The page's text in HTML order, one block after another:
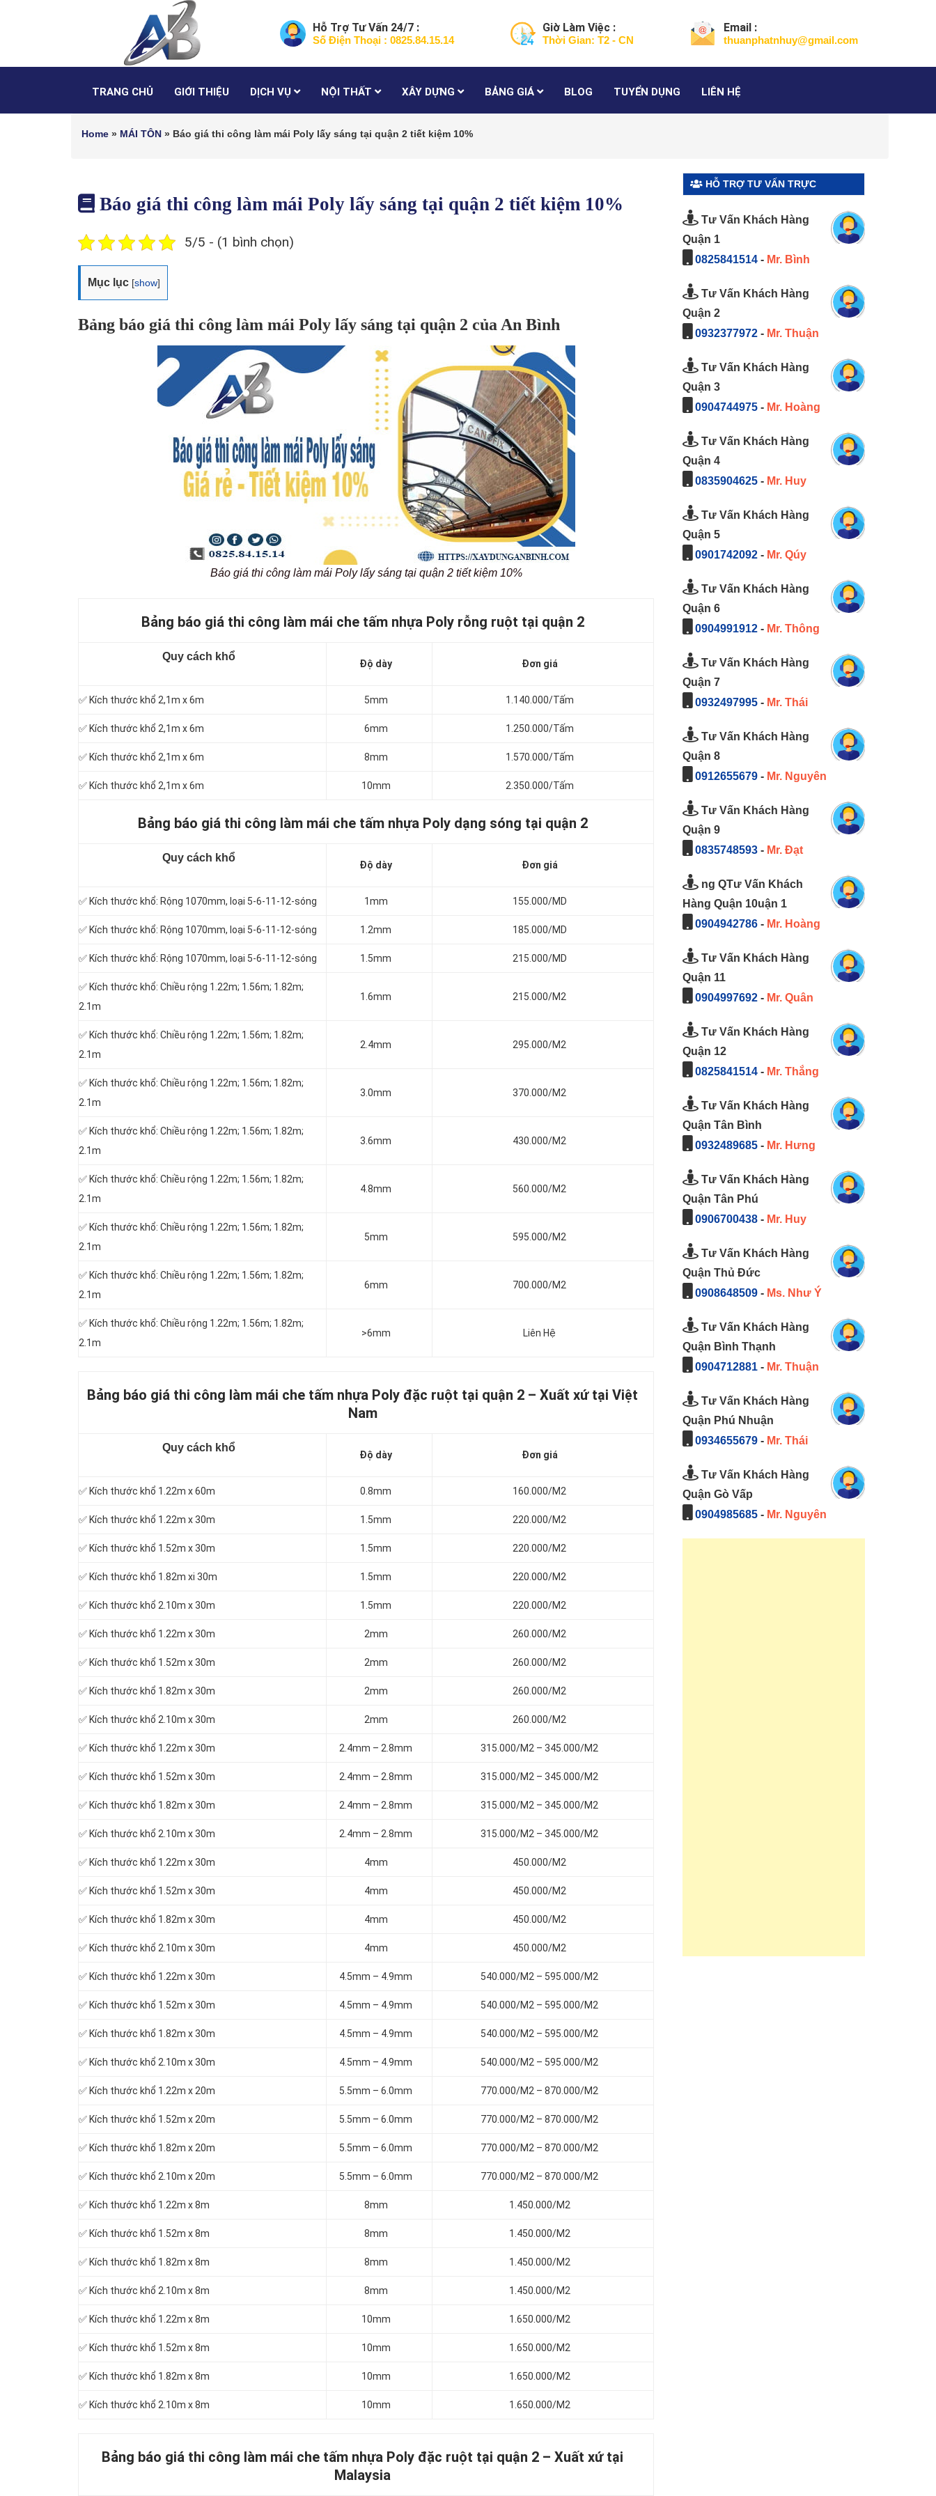
Hỗ Trợ Tư Vấn 24/7 :
Số Điện Thoại : 0825.84.15.14
Giờ Làm Việc :
Thời Gian: T2 - CN
Email :
thuanphatnhuy@gmail.com
TRANG CHỦ GIỚI THIỆU DỊCH VỤ NỘI THẤT XÂY DỰNG BẢNG GIÁ BLOG TUYỂN DỤNG LIÊN HỆ
Home » MÁI TÔN » Báo giá thi công làm mái Poly lấy sáng tại quận 2 tiết kiệm 10%
Báo giá thi công làm mái Poly lấy sáng tại quận 2 tiết kiệm 10%
5/5 - (1 bình chọn)
Mục lục [show]
Bảng báo giá thi công làm mái Poly lấy sáng tại quận 2 của An Bình
Báo giá thi công làm mái Poly lấy sáng tại quận 2 tiết kiệm 10%
Bảng báo giá thi công làm mái che tấm nhựa Poly rỗng ruột tại quận 2
Quy cách khổ
Độ dày Đơn giá
✅ Kích thước khổ 2,1m x 6m 5mm 1.140.000/Tấm
✅ Kích thước khổ 2,1m x 6m 6mm 1.250.000/Tấm
✅ Kích thước khổ 2,1m x 6m 8mm 1.570.000/Tấm
✅ Kích thước khổ 2,1m x 6m 10mm 2.350.000/Tấm
Bảng báo giá thi công làm mái che tấm nhựa Poly dạng sóng tại quận 2
Quy cách khổ
Độ dày Đơn giá
✅ Kích thước khổ: Rộng 1070mm, loại 5-6-11-12-sóng 1mm 155.000/MD
✅ Kích thước khổ: Rộng 1070mm, loại 5-6-11-12-sóng 1.2mm 185.000/MD
✅ Kích thước khổ: Rộng 1070mm, loại 5-6-11-12-sóng 1.5mm 215.000/MD
✅ Kích thước khổ: Chiều rộng 1.22m; 1.56m; 1.82m;
2.1m
1.6mm 215.000/M2
✅ Kích thước khổ: Chiều rộng 1.22m; 1.56m; 1.82m;
2.1m
2.4mm 295.000/M2
✅ Kích thước khổ: Chiều rộng 1.22m; 1.56m; 1.82m;
2.1m
3.0mm 370.000/M2
✅ Kích thước khổ: Chiều rộng 1.22m; 1.56m; 1.82m;
2.1m
3.6mm 430.000/M2
✅ Kích thước khổ: Chiều rộng 1.22m; 1.56m; 1.82m;
2.1m
4.8mm 560.000/M2
✅ Kích thước khổ: Chiều rộng 1.22m; 1.56m; 1.82m;
2.1m
5mm 595.000/M2
✅ Kích thước khổ: Chiều rộng 1.22m; 1.56m; 1.82m;
2.1m
6mm 700.000/M2
✅ Kích thước khổ: Chiều rộng 1.22m; 1.56m; 1.82m;
2.1m
>6mm Liên Hệ
Bảng báo giá thi công làm mái che tấm nhựa Poly đặc ruột tại quận 2 – Xuất xứ tại Việt
Nam
Quy cách khổ
Độ dày Đơn giá
✅ Kích thước khổ 1.22m x 60m 0.8mm 160.000/M2
✅ Kích thước khổ 1.22m x 30m 1.5mm 220.000/M2
✅ Kích thước khổ 1.52m x 30m 1.5mm 220.000/M2
✅ Kích thước khổ 1.82m xi 30m 1.5mm 220.000/M2
✅ Kích thước khổ 2.10m x 30m 1.5mm 220.000/M2
✅ Kích thước khổ 1.22m x 30m 2mm 260.000/M2
✅ Kích thước khổ 1.52m x 30m 2mm 260.000/M2
✅ Kích thước khổ 1.82m x 30m 2mm 260.000/M2
✅ Kích thước khổ 2.10m x 30m 2mm 260.000/M2
✅ Kích thước khổ 1.22m x 30m 2.4mm – 2.8mm 315.000/M2 – 345.000/M2
✅ Kích thước khổ 1.52m x 30m 2.4mm – 2.8mm 315.000/M2 – 345.000/M2
✅ Kích thước khổ 1.82m x 30m 2.4mm – 2.8mm 315.000/M2 – 345.000/M2
✅ Kích thước khổ 2.10m x 30m 2.4mm – 2.8mm 315.000/M2 – 345.000/M2
✅ Kích thước khổ 1.22m x 30m 4mm 450.000/M2
✅ Kích thước khổ 1.52m x 30m 4mm 450.000/M2
✅ Kích thước khổ 1.82m x 30m 4mm 450.000/M2
✅ Kích thước khổ 2.10m x 30m 4mm 450.000/M2
✅ Kích thước khổ 1.22m x 30m 4.5mm – 4.9mm 540.000/M2 – 595.000/M2
✅ Kích thước khổ 1.52m x 30m 4.5mm – 4.9mm 540.000/M2 – 595.000/M2
✅ Kích thước khổ 1.82m x 30m 4.5mm – 4.9mm 540.000/M2 – 595.000/M2
✅ Kích thước khổ 2.10m x 30m 4.5mm – 4.9mm 540.000/M2 – 595.000/M2
✅ Kích thước khổ 1.22m x 20m 5.5mm – 6.0mm 770.000/M2 – 870.000/M2
✅ Kích thước khổ 1.52m x 20m 5.5mm – 6.0mm 770.000/M2 – 870.000/M2
✅ Kích thước khổ 1.82m x 20m 5.5mm – 6.0mm 770.000/M2 – 870.000/M2
✅ Kích thước khổ 2.10m x 20m 5.5mm – 6.0mm 770.000/M2 – 870.000/M2
✅ Kích thước khổ 1.22m x 8m 8mm 1.450.000/M2
✅ Kích thước khổ 1.52m x 8m 8mm 1.450.000/M2
✅ Kích thước khổ 1.82m x 8m 8mm 1.450.000/M2
✅ Kích thước khổ 2.10m x 8m 8mm 1.450.000/M2
✅ Kích thước khổ 1.22m x 8m 10mm 1.650.000/M2
✅ Kích thước khổ 1.52m x 8m 10mm 1.650.000/M2
✅ Kích thước khổ 1.82m x 8m 10mm 1.650.000/M2
✅ Kích thước khổ 2.10m x 8m 10mm 1.650.000/M2
Bảng báo giá thi công làm mái che tấm nhựa Poly đặc ruột tại quận 2 – Xuất xứ tại
Malaysia
HỖ TRỢ TƯ VẤN TRỰC
Tư Vấn Khách Hàng
Quận 1
0825841514- Mr. Bình
Tư Vấn Khách Hàng
Quận 2
0932377972- Mr. Thuận
Tư Vấn Khách Hàng
Quận 3
0904744975- Mr. Hoàng
Tư Vấn Khách Hàng
Quận 4
0835904625- Mr. Huy
Tư Vấn Khách Hàng
Quận 5
0901742092- Mr. Qúy
Tư Vấn Khách Hàng
Quận 6
0904991912- Mr. Thông
Tư Vấn Khách Hàng
Quận 7
0932497995- Mr. Thái
Tư Vấn Khách Hàng
Quận 8
0912655679- Mr. Nguyên
Tư Vấn Khách Hàng
Quận 9
0835748593- Mr. Đạt
ng QTư Vấn Khách
Hàng Quận 10uận 1
0904942786- Mr. Hoàng
Tư Vấn Khách Hàng
Quận 11
0904997692- Mr. Quân
Tư Vấn Khách Hàng
Quận 12
0825841514- Mr. Thắng
Tư Vấn Khách Hàng
Quận Tân Bình
0932489685- Mr. Hưng
Tư Vấn Khách Hàng
Quận Tân Phú
0906700438- Mr. Huy
Tư Vấn Khách Hàng
Quận Thủ Đức
0908648509- Ms. Như Ý
Tư Vấn Khách Hàng
Quận Bình Thạnh
0904712881- Mr. Thuận
Tư Vấn Khách Hàng
Quận Phú Nhuận
0934655679- Mr. Thái
Tư Vấn Khách Hàng
Quận Gò Vấp
0904985685- Mr. Nguyên